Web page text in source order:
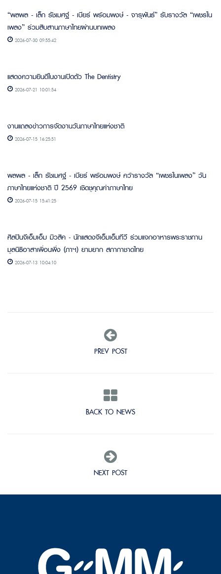
“พลพล - เล็ก รัชเมศฐ์ - เบียร์ พร้อมพงษ์ - จารุพันธ์” รับรางวัล “เพชรใน
เพลง” ร่วมสืบสานภาษาไทยผ่านบทเพลง
2026-07-30 09:55:42
แสดงความยินดีในงานเปิดตัว The Dentistry
2026-07-21 10:01:54
งานแถลงข่าวการจัดงานวันภาษาไทยแห่งชาติ
2026-07-15 16:25:51
พลพล - เล็ก รัชเมศฐ์ - เบียร์ พร้อมพงษ์ คว้ารางวัล “เพชรในเพลง” วัน
ภาษาไทยแห่งชาติ ปี 2569 เชิดชูคุณค่าภาษาไทย
2026-07-15 15:41:25
ศิลปินจีเอ็มเอ็ม มิวสิค - นักแสดงจีเอ็มเอ็มทีวี ร่วมแจกอาหารพระราชทาน
มูลนิธิอาสาเพื่อนพึ่ง (ภาฯ) ยามยาก สภากาชาดไทย
2026-07-13 10:04:10
PREV POST
BACK TO NEWS
NEXT POST